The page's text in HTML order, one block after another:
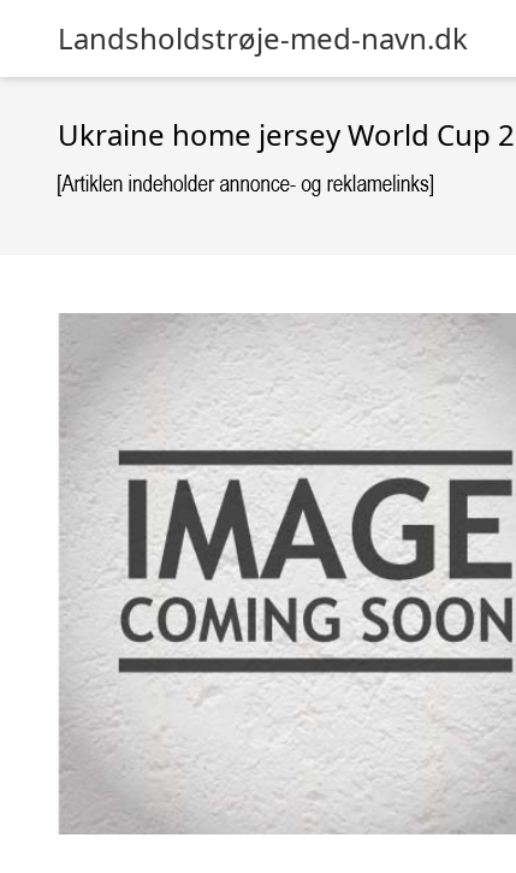
Landsholdstrøje-med-navn.dk
Ukraine home jersey World Cup